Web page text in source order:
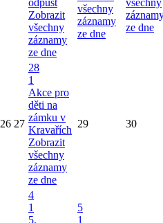
odpust
Zobrazit
všechny
záznamy
ze dne
všechny
záznamy
ze dne
všechny
ze dne
26 27
28
1
Akce pro
děti na
zámku v
Kravařích
Zobrazit
všechny
záznamy
ze dne
29 30
4
1
5.
5
1